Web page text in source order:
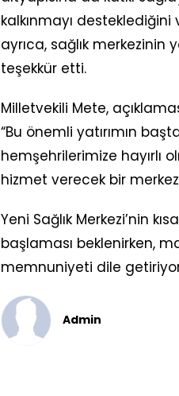
kalkınmayı
ayrıca, sağlık
teşekkür etti.
Milletvekili Mete,
“Bu önemli yatırımın
hemşehrilerimize hayırlı
hizmet verecek bir
Yeni Sağlık Merkezi’nin
başlaması beklenirken,
memnuniyeti dile
Admin